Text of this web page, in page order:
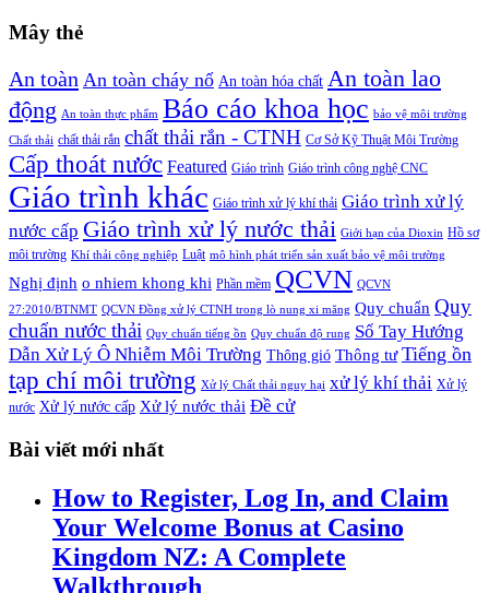
Mây thẻ
An toàn An toàn cháy nổ An toàn hóa chất An toàn lao
động An toàn thực phẩm Báo cáo khoa học bảo vệ môi trường
Chất thải chất thải rắn chất thải rắn - CTNH Cơ Sở Kỹ Thuật Môi Trường
Cấp thoát nước Featured Giáo trình Giáo trình công nghệ CNC
Giáo trình khác Giáo trình xử lý khí thải Giáo trình xử lý
nước cấp Giáo trình xử lý nước thải Giới hạn của Dioxin Hồ sơ
môi trường Khí thải công nghiệp Luật mô hình phát triển sản xuất bảo vệ môi trường
Nghị định o nhiem khong khi Phần mềm QCVN QCVN
27:2010/BTNMT QCVN Đồng xử lý CTNH trong lò nung xi măng Quy chuẩn Quy
chuẩn nước thải Quy chuẩn tiếng ồn Quy chuẩn độ rung Sổ Tay Hướng
Dẫn Xử Lý Ô Nhiễm Môi Trường Thông gió Thông tư Tiếng ồn
tạp chí môi trường Xử lý Chất thải nguy hại xử lý khí thải Xử lý
nước Xử lý nước cấp Xử lý nước thải Đề cử
Bài viết mới nhất
How to Register, Log In, and Claim
Your Welcome Bonus at Casino
Kingdom NZ: A Complete
Walkthrough